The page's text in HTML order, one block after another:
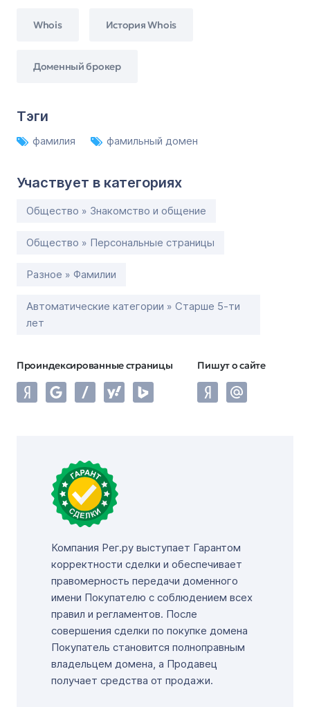
Whois История Whois
Доменный брокер
Тэги
фамилия фамильный домен
Участвует в категориях
Общество » Знакомство и общение
Общество » Персональные страницы
Разное » Фамилии
Автоматические категории » Старше 5-ти
лет
Проиндексированные страницы Пишут о сайте
Компания Рег.ру выступает Гарантом
корректности сделки и обеспечивает
правомерность передачи доменного
имени Покупателю с соблюдением всех
правил и регламентов. После
совершения сделки по покупке домена
Покупатель становится полноправным
владельцем домена, а Продавец
получает средства от продажи.